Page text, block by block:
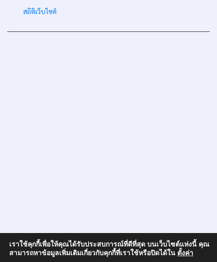
เราใช้คุกกี้เพื่อให้คุณได้รับประสบการณ์ที่ดีที่สุด บนเว็บไซต์แห่งนี้ คุณ
สามารถหาข้อมูลเพิ่มเติมเกี่ยวกับคุกกี้ที่เราใช้หรือปิดได้ใน ตั้งค่า
สถิติเว็บไซต์